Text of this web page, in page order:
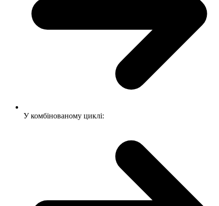
У комбінованому циклі: